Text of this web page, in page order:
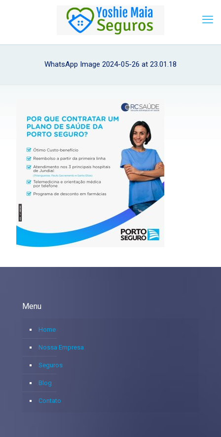
WhatsApp Image 2024-05-26 at 23.01.18
Menu
Home
Nossa Empresa
Seguros
Blog
Contato